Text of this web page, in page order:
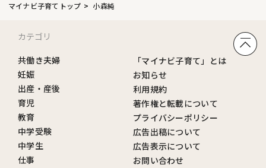
マイナビ子育てトップ 小森純
カテゴリ
共働き夫婦
妊娠
出産・産後
育児
教育
中学受験
中学生
仕事
「マイナビ子育て」とは
お知らせ
利用規約
著作権と転載について
プライバシーポリシー
広告出稿について
広告表示について
お問い合わせ